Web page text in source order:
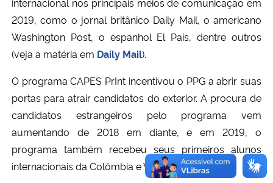
2019, como o jornal britânico Daily Mail, o americano
Washington Post, o espanhol El País, dentre outros
(veja a matéria em Daily Mail).
O programa CAPES PrInt incentivou o PPG a abrir suas
portas para atrair candidatos do exterior. A procura de
candidatos estrangeiros pelo programa vem
aumentando de 2018 em diante, e em 2019, o
programa também recebeu seus primeiros alunos
internacionais da Colômbia e Venezuela.